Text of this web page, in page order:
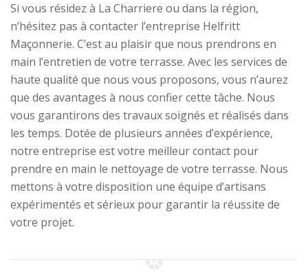
Si vous résidez à La Charriere ou dans la région,
n‘hésitez pas à contacter l’entreprise Helfritt
Maçonnerie. C’est au plaisir que nous prendrons en
main l’entretien de votre terrasse. Avec les services de
haute qualité que nous vous proposons, vous n’aurez
que des avantages à nous confier cette tâche. Nous
vous garantirons des travaux soignés et réalisés dans
les temps. Dotée de plusieurs années d’expérience,
notre entreprise est votre meilleur contact pour
prendre en main le nettoyage de votre terrasse. Nous
mettons à votre disposition une équipe d’artisans
expérimentés et sérieux pour garantir la réussite de
votre projet.